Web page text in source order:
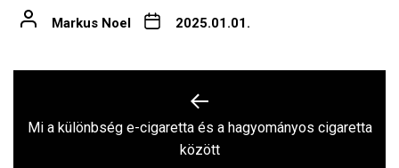
Markus Noel 2025.01.01.
navigáció
Previous
post:
Mi a különbség e-cigaretta és a hagyományos cigaretta
között